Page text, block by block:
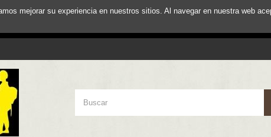
mejorar su experiencia en nuestros sitios. Al navegar en nuestra web